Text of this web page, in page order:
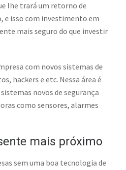
lhe trará um retorno de
e isso com investimento em
mais seguro do que investir
com novos sistemas de
hackers e etc. Nessa área é
novos de segurança
como sensores, alarmes
mais próximo
sem uma boa tecnologia de